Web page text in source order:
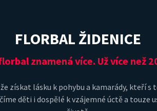
FLORBAL ŽIDENICE
znamená více. Už více než
získat lásku k pohybu a kamarády, kteří
děti i dospělé k vzájemné úctě a touze